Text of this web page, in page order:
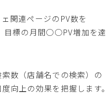
関連ページのPV数を
目標の月間○○PV増加を達
数（店舗名での検索）の
向上の効果を把握します。